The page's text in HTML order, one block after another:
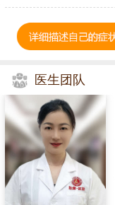
医生团队